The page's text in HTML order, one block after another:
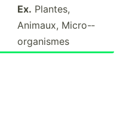
Ex. Plantes,
Animaux, Micro-­
org­anismes